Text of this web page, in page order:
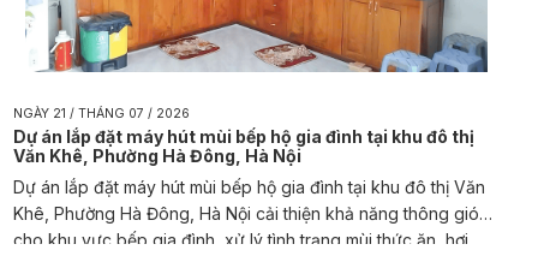
NGÀY 21 / THÁNG 07 / 2026
Dự án lắp đặt máy hút mùi bếp hộ gia đình tại khu đô thị
Văn Khê, Phường Hà Đông, Hà Nội
Dự án lắp đặt máy hút mùi bếp hộ gia đình tại khu đô thị Văn
Khê, Phường Hà Đông, Hà Nội cải thiện khả năng thông gió
cho khu vực bếp gia đình, xử lý tình trạng mùi thức ăn, hơi